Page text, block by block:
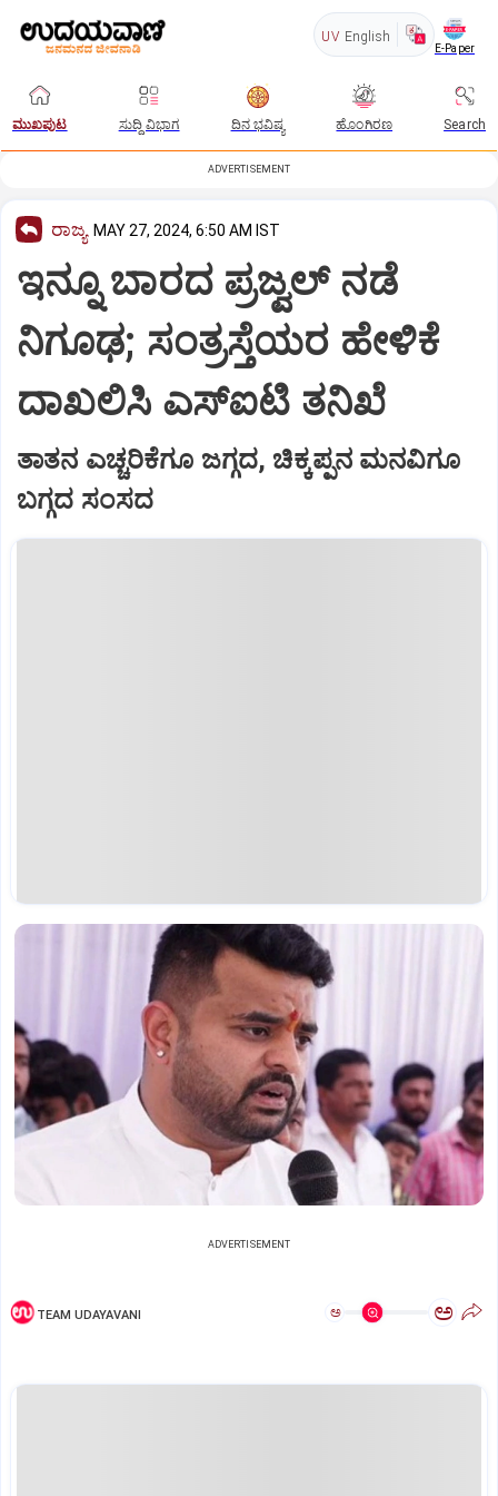
UV English
E-Paper
ಮುಖಪುಟ ಸುದ್ದಿ ವಿಭಾಗ ದಿನ ಭವಿಷ್ಯ ಹೊಂಗಿರಣ Search
ADVERTISEMENT
ರಾಜ್ಯ MAY 27, 2024, 6:50 AM IST
ಇನ್ನೂ ಬಾರದ ಪ್ರಜ್ವಲ್‌ ನಡೆ
ನಿಗೂಢ; ಸಂತ್ರಸ್ತೆಯರ ಹೇಳಿಕೆ
ದಾಖಲಿಸಿ ಎಸ್‌ಐಟಿ ತನಿಖೆ
ತಾತನ ಎಚ್ಚರಿಕೆಗೂ ಜಗ್ಗದ, ಚಿಕ್ಕಪ್ಪನ ಮನವಿಗೂ
ಬಗ್ಗದ ಸಂಸದ
ADVERTISEMENT
TEAM UDAYAVANI ಅ ಅ